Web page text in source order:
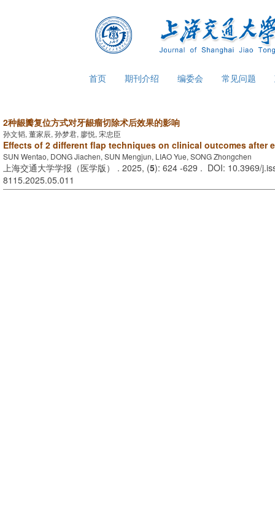
首页 期刊介绍 编委会 常见问题
2种龈瓣复位方式对牙龈瘤切除术后效果的影响
孙文韬, 董家辰, 孙梦君, 廖悦, 宋忠臣
Effects of 2 different flap techniques on clinical outcomes after
SUN Wentao, DONG Jiachen, SUN Mengjun, LIAO Yue, SONG Zhongchen
上海交通大学学报（医学版） . 2025, (5): 624 -629 . DOI: 10.3969/
8115.2025.05.011